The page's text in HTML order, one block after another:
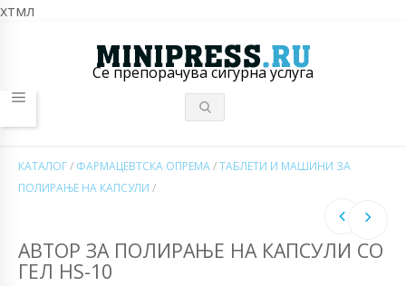
хтмл
Се препорачува сигурна услуга
КАТАЛОГ/ ФАРМАЦЕВТСКА ОПРЕМА/ТАБЛЕТИ И МАШИНИ ЗА
ПОЛИРАЊЕ НА КАПСУЛИ /
АВТОР ЗА ПОЛИРАЊЕ НА КАПСУЛИ СО
ГЕЛ HS-10